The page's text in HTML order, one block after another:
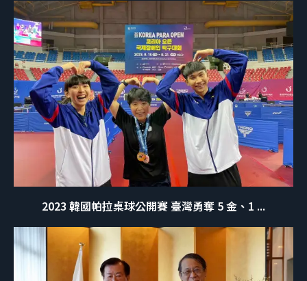
2023 韓國帕拉桌球公開賽 臺灣勇奪 5 金、1 ...